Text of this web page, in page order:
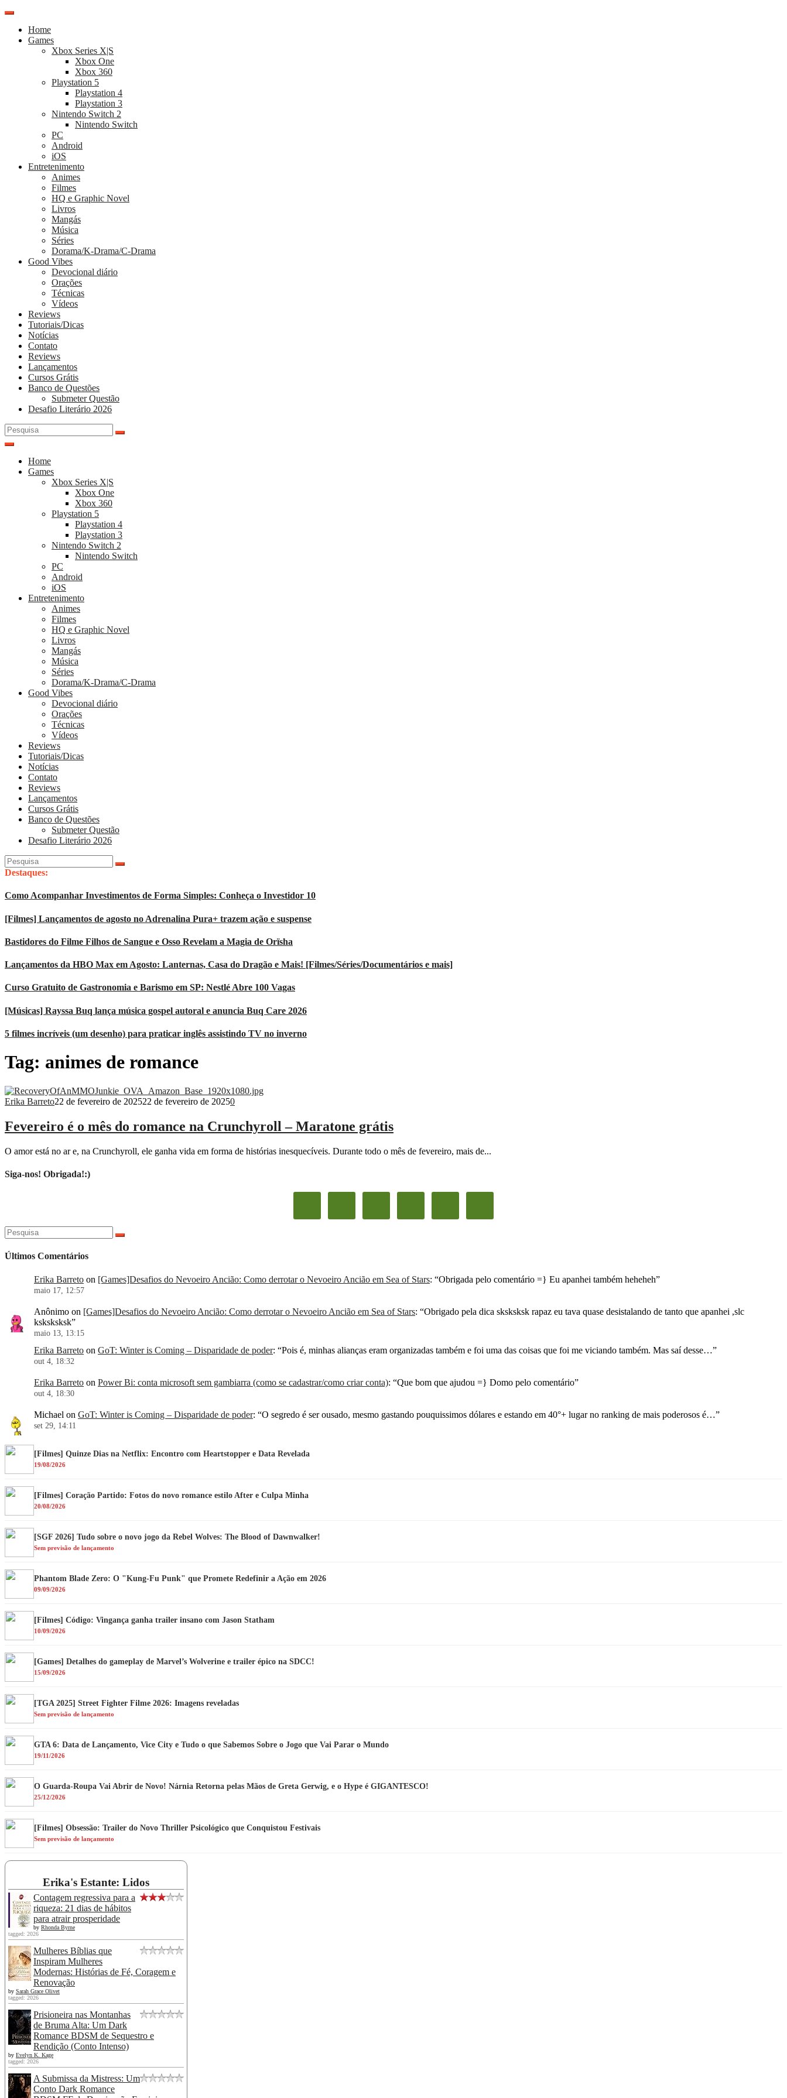
Pular
conteúdo
Home
Games
Xbox Series X|S
Xbox One
Xbox 360
Playstation 5
Playstation 4
Playstation 3
Nintendo Switch 2
Nintendo Switch
PC
Android
iOS
Entretenimento
Animes
Filmes
HQ e Graphic Novel
Livros
Mangás
Música
Séries
Dorama/K-Drama/C-Drama
Good Vibes
Devocional diário
Orações
Técnicas
Vídeos
Reviews
Tutoriais/Dicas
Notícias
Contato
Reviews
Lançamentos
Cursos Grátis
Banco de Questões
Submeter Questão
Desafio Literário 2026
Pesquisar
por:
Home
Games
Xbox Series X|S
Xbox One
Xbox 360
Playstation 5
Playstation 4
Playstation 3
Nintendo Switch 2
Nintendo Switch
PC
Android
iOS
Entretenimento
Animes
Filmes
HQ e Graphic Novel
Livros
Mangás
Música
Séries
Dorama/K-Drama/C-Drama
Good Vibes
Devocional diário
Orações
Técnicas
Vídeos
Reviews
Tutoriais/Dicas
Notícias
Contato
Reviews
Lançamentos
Cursos Grátis
Banco de Questões
Submeter Questão
Desafio Literário 2026
Pesquisar
por:
Destaques:
Como Acompanhar Investimentos de Forma Simples: Conheça o Investidor 10
[Filmes] Lançamentos de agosto no Adrenalina Pura+ trazem ação e suspense
Bastidores do Filme Filhos de Sangue e Osso Revelam a Magia de Orïsha
Lançamentos da HBO Max em Agosto: Lanternas, Casa do Dragão e Mais! [Filmes/Séries/Documentários e mais]
Curso Gratuito de Gastronomia e Barismo em SP: Nestlé Abre 100 Vagas
[Músicas] Rayssa Buq lança música gospel autoral e anuncia Buq Care 2026
5 filmes incríveis (um desenho) para praticar inglês assistindo TV no inverno
Tag: animes de romance
Erika Barreto22 de fevereiro de 202522 de fevereiro de 20250
Fevereiro é o mês do romance na Crunchyroll – Maratone grátis
O amor está no ar e, na Crunchyroll, ele ganha vida em forma de histórias inesquecíveis. Durante todo o mês de fevereiro, mais de...
Siga-nos! Obrigada!:)
Pesquisar
por:
Últimos Comentários
Erika Barreto on [Games]Desafios do Nevoeiro Ancião: Como derrotar o Nevoeiro Ancião em Sea of Stars: “Obrigada pelo comentário =} Eu apanhei também heheheh”
maio 17, 12:57
Anônimo on [Games]Desafios do Nevoeiro Ancião: Como derrotar o Nevoeiro Ancião em Sea of Stars: “Obrigado pela dica sksksksk rapaz eu tava quase desistalando de tanto que apanhei ,slc
ksksksksk”
maio 13, 13:15
Erika Barreto on GoT: Winter is Coming – Disparidade de poder: “Pois é, minhas alianças eram organizadas também e foi uma das coisas que foi me viciando também. Mas saí desse…”
out 4, 18:32
Erika Barreto on Power Bi: conta microsoft sem gambiarra (como se cadastrar/como criar conta): “Que bom que ajudou =} Domo pelo comentário”
out 4, 18:30
Michael on GoT: Winter is Coming – Disparidade de poder: “O segredo é ser ousado, mesmo gastando pouquissimos dólares e estando em 40°+ lugar no ranking de mais poderosos é…”
set 29, 14:11
[Filmes] Quinze Dias na Netflix: Encontro com Heartstopper e Data Revelada
19/08/2026
[Filmes] Coração Partido: Fotos do novo romance estilo After e Culpa Minha
20/08/2026
[SGF 2026] Tudo sobre o novo jogo da Rebel Wolves: The Blood of Dawnwalker!
Sem previsão de lançamento
Phantom Blade Zero: O "Kung-Fu Punk" que Promete Redefinir a Ação em 2026
09/09/2026
[Filmes] Código: Vingança ganha trailer insano com Jason Statham
10/09/2026
[Games] Detalhes do gameplay de Marvel’s Wolverine e trailer épico na SDCC!
15/09/2026
[TGA 2025] Street Fighter Filme 2026: Imagens reveladas
Sem previsão de lançamento
GTA 6: Data de Lançamento, Vice City e Tudo o que Sabemos Sobre o Jogo que Vai Parar o Mundo
19/11/2026
O Guarda-Roupa Vai Abrir de Novo! Nárnia Retorna pelas Mãos de Greta Gerwig, e o Hype é GIGANTESCO!
25/12/2026
[Filmes] Obsessão: Trailer do Novo Thriller Psicológico que Conquistou Festivais
Sem previsão de lançamento
Erika's Estante: Lidos
Contagem regressiva para a
riqueza: 21 dias de hábitos
para atrair prosperidade
by Rhonda Byrne
tagged: 2026
Mulheres Bíblias que
Inspiram Mulheres
Modernas: Histórias de Fé, Coragem e
Renovação
by Sarah Grace Olivet
tagged: 2026
Prisioneira nas Montanhas
de Bruma Alta: Um Dark
Romance BDSM de Sequestro e
Rendição (Conto Intenso)
by Evelyn K. Kage
tagged: 2026
A Submissa da Mistress: Um
Conto Dark Romance